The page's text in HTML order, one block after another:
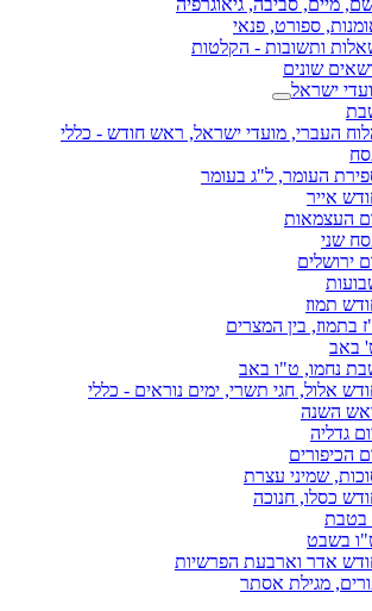
מיים, סביבה, גיאוגרפיה
ספורט, פנאי
ותשובות - הקלטות
שונים
ישראל
העברי, מועדי ישראל, ראש חודש - כללי
העומר, ל"ג בעומר
אייר
העצמאות
שני
ירושלים
תמוז
בתמוז, בין המצרים
באב
נחמו, ט"ו באב
אלול, חגי תשרי, ימים נוראים - כללי
השנה
גדליה
הכיפורים
שמיני עצרת
כסלו, חנוכה
בטבת
בשבט
אדר וארבעת הפרשיות
מגילת אסתר